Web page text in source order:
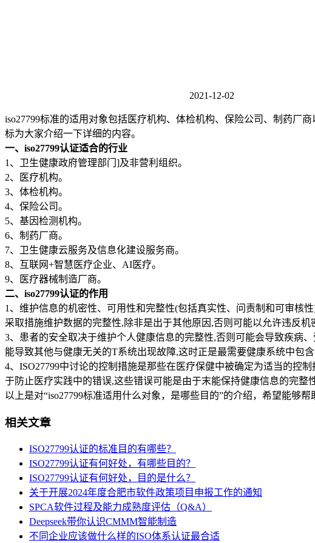
2021-12-02
iso27799标准的适用对象包括医疗机构、体检机构、保险公司、制药厂
标为大家介绍一下详细的内容。
一、iso27799认证适合的行业
1、卫生健康政府管理部门]及非营利组织。
2、医疗机构。
3、体检机构。
4、保险公司。
5、基因检测机构。
6、制药厂商。
7、卫生健康云服务及信息化建设服务商。
8、互联网+智慧医疗企业、AI医疗。
9、医疗器械制造厂商。
二、iso27799认证的作用
1、维护信息的机密性、可用性和完整性(包括真实性、问责制和可审核
采取措施维护数据的完整性,除非是出于其他原因,否则可能以允许违反
3、患者的安全取决于维护个人健康信息的完整性,否则可能会导致疾病
能导致其他与健康无关的T系统出现故障,这时正是最需要健康系统中包
4、ISO27799中讨论的控制措施是那些在医疗保健中被确定为适当的控
于防止医疗实践中的错误,这些错误可能是由于末能保持健康信息的完整
以上是对“iso27799标准适用什么对象，是哪些目的”的介绍，希望能够帮
相关文章
ISO27799认证的标准目的有哪些？
ISO27799认证有何好处，有哪些目的？
ISO27799认证有何好处，目的是什么？
关于开展2024年度合肥市软件政策项目申报工作的通知
SPCA软件过程及能力成熟度评估（Q&A）
Deepseek带你认识CMMM智能制造
不同企业应该做什么样的ISO体系认证最合适